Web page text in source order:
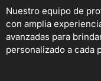
Nuestro equipo de
con amplia
avanzadas para
personalizado a cada